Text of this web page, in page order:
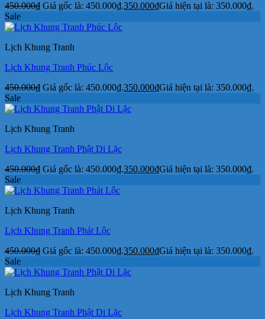
450.000₫ Giá gốc là: 450.000₫.350.000₫Giá hiện tại là: 350.000₫.
Sale
Lịch Khung Tranh
Lịch Khung Tranh Phúc Lộc
450.000₫ Giá gốc là: 450.000₫.350.000₫Giá hiện tại là: 350.000₫.
Sale
Lịch Khung Tranh
Lịch Khung Tranh Phật Di Lặc
450.000₫ Giá gốc là: 450.000₫.350.000₫Giá hiện tại là: 350.000₫.
Sale
Lịch Khung Tranh
Lịch Khung Tranh Phát Lộc
450.000₫ Giá gốc là: 450.000₫.350.000₫Giá hiện tại là: 350.000₫.
Sale
Lịch Khung Tranh
Lịch Khung Tranh Phật Di Lặc